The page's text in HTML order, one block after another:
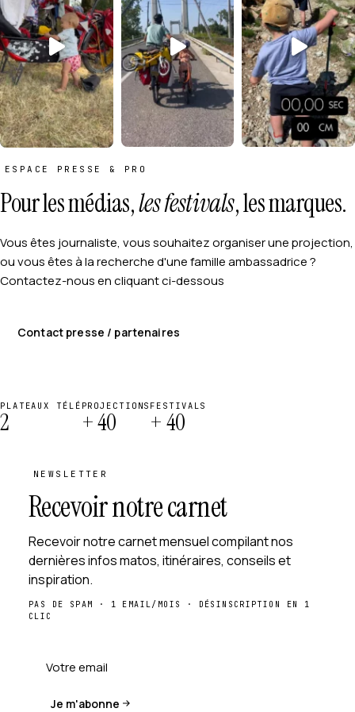
ESPACE PRESSE & PRO
Pour les médias,les festivals, les marques.
Vous êtes journaliste, vous souhaitez organiser une projection,
ou vous êtes à la recherche d'une famille ambassadrice ?
Contactez-nous en cliquant ci-dessous
Contact presse / partenaires
PLATEAUX TÉLÉ
2
PROJECTIONS
+ 40
FESTIVALS
+ 40
NEWSLETTER
Recevoir notre carnet
Recevoir notre carnet mensuel compilant nos
dernières infos matos, itinéraires, conseils et
inspiration.
PAS DE SPAM · 1 EMAIL/MOIS · DÉSINSCRIPTION EN 1
CLIC
Je m'abonne